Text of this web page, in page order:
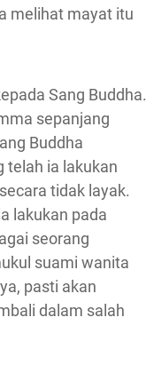
melihat mayat itu
Sang Buddha.
sepanjang
Buddha
telah ia lakukan
tidak layak.
lakukan pada
seorang
suami wanita
pasti akan
dalam salah